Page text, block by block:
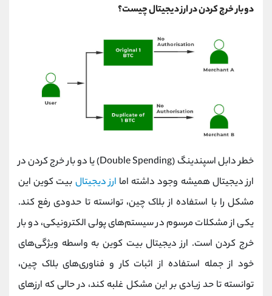
دوبار خرج کردن در ارز دیجیتال چیست؟
خطر دابل اسپندینگ (Double Spending) یا دو بار خرج کردن در
ارز دیجیتال همیشه وجود داشته اما ارز دیجیتال بیت کوین این
مشکل را با استفاده از بلاک چین، توانسته تا حدودی رفع کند.
یکی از مشکلات مرسوم در سیستم‌های پولی الکترونیکی، دو بار
خرج کردن است. ارز دیجیتال بیت کوین به واسطه ویژگی‌های
خود از جمله استفاده از اثبات کار و فناوری‌های بلاک چین،
توانسته تا حد زیادی بر این مشکل غلبه کند، در حالی که ارزهای